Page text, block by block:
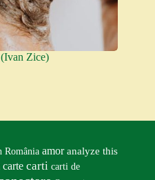
(Ivan Zice)
România amor analyze this
carte carti carti de